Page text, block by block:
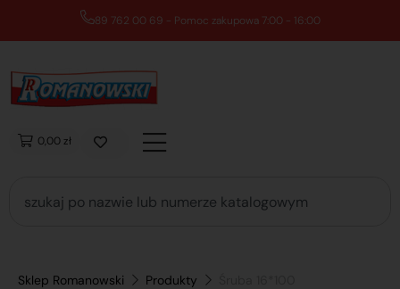
89 762 00 69 - Pomoc zakupowa 7:00 - 16:00
0,00 zł
Sklep Romanowski Produkty